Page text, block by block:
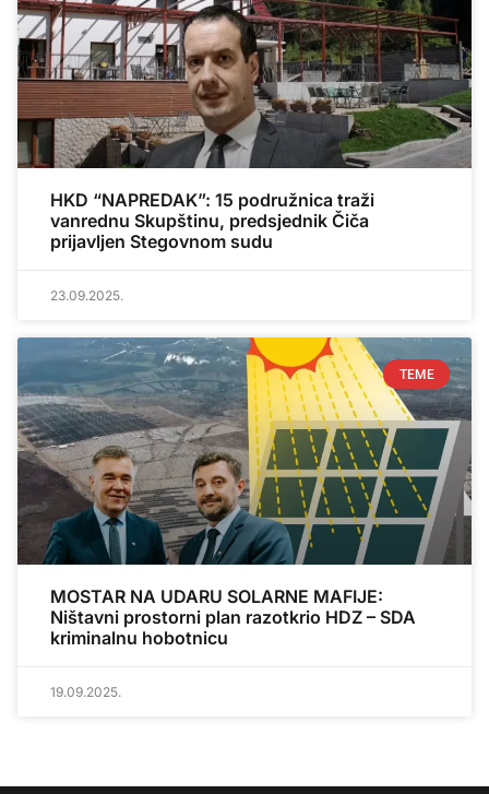
HKD “NAPREDAK”: 15 podružnica traži
vanrednu Skupštinu, predsjednik Čiča
prijavljen Stegovnom sudu
23.09.2025.
TEME
MOSTAR NA UDARU SOLARNE MAFIJE:
Ništavni prostorni plan razotkrio HDZ – SDA
kriminalnu hobotnicu
19.09.2025.